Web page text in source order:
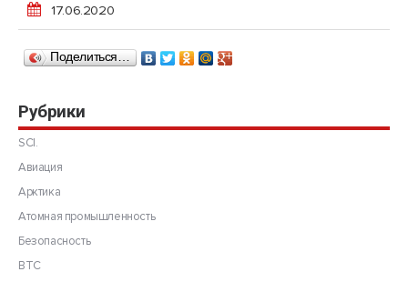
17.06.2020
Поделиться…
Рубрики
SCI.
Авиация
Арктика
Атомная промышленность
Безопасность
ВТС